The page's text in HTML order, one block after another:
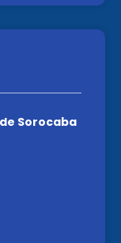
Sorocaba